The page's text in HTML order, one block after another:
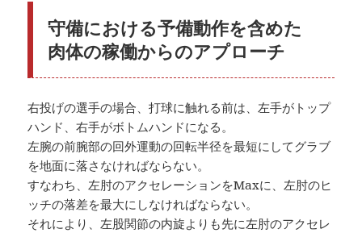
守備における予備動作を含めた
肉体の稼働からのアプローチ
右投げの選手の場合、打球に触れる前は、左手がトップ
ハンド、右手がボトムハンドになる。
左腕の前腕部の回外運動の回転半径を最短にしてグラブ
を地面に落さなければならない。
すなわち、左肘のアクセレーションをMaxに、左肘のヒ
ッチの落差を最大にしなければならない。
それにより、左股関節の内旋よりも先に左肘のアクセレ